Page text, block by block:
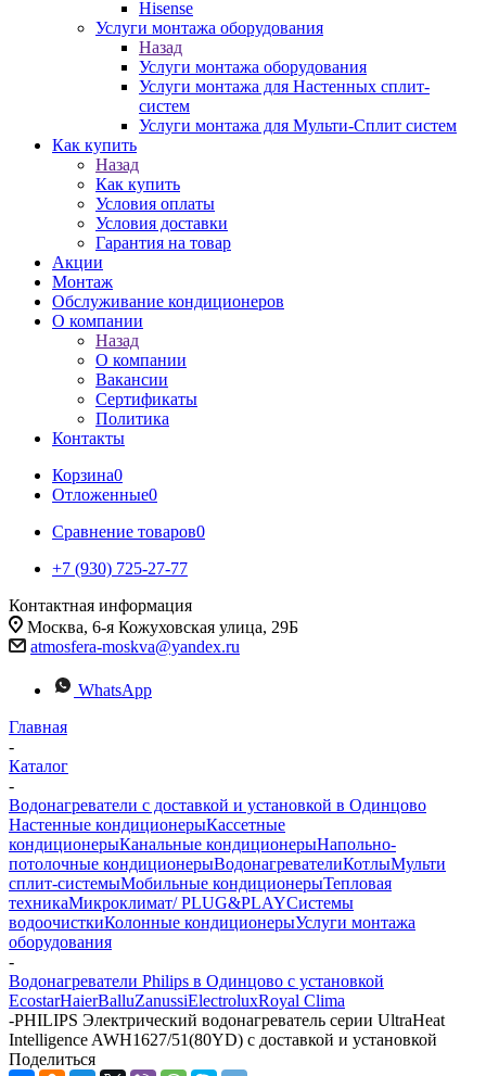
Hisense
Услуги монтажа оборудования
Назад
Услуги монтажа оборудования
Услуги монтажа для Настенных сплит-
систем
Услуги монтажа для Мульти-Сплит систем
Как купить
Назад
Как купить
Условия оплаты
Условия доставки
Гарантия на товар
Акции
Монтаж
Обслуживание кондиционеров
О компании
Назад
О компании
Вакансии
Сертификаты
Политика
Контакты
Корзина0
Отложенные0
Сравнение товаров0
+7 (930) 725-27-77
Контактная информация
Москва, 6-я Кожуховская улица, 29Б
atmosfera-moskva@yandex.ru
WhatsApp
Главная
-
Каталог
-
Водонагреватели с доставкой и установкой в Одинцово
Настенные кондиционерыКассетные
кондиционерыКанальные кондиционерыНапольно-
потолочные кондиционерыВодонагревателиКотлыМульти
сплит-системыМобильные кондиционерыТепловая
техникаМикроклимат/ PLUG&PLAYСистемы
водоочисткиКолонные кондиционерыУслуги монтажа
оборудования
-
Водонагреватели Philips в Одинцово с установкой
EcostarHaierBalluZanussiElectroluxRoyal Clima
-PHILIPS Электрический водонагреватель серии UltraHeat
Intelligence AWH1627/51(80YD) с доставкой и установкой
Поделиться